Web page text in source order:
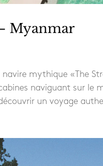
Myanmar
navire mythique «The
naviguant sur le
un voyage